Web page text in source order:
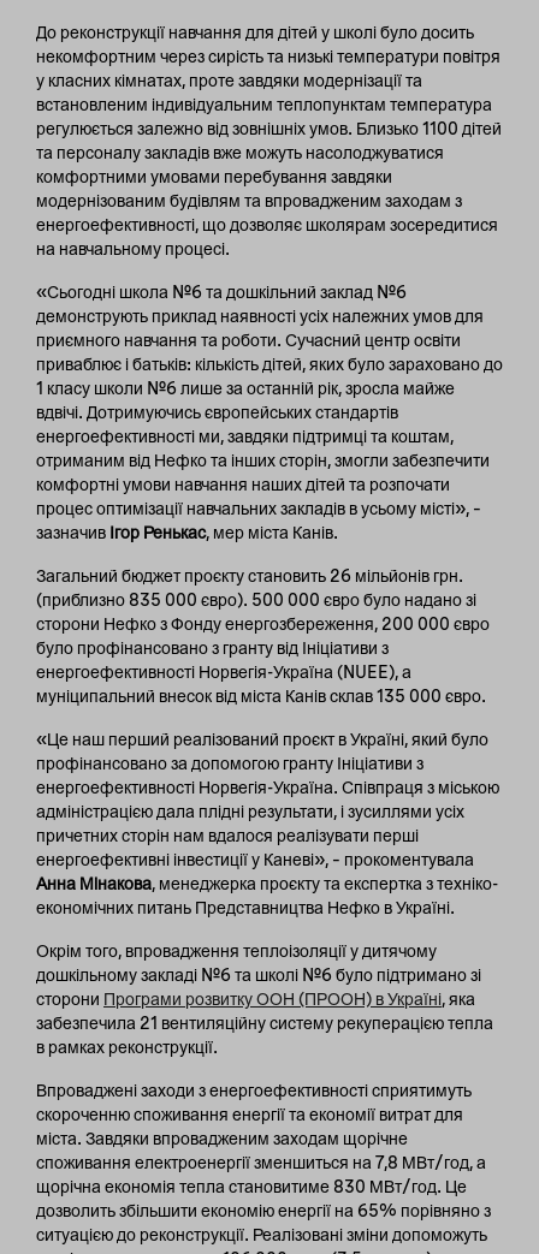
До реконструкції навчання для дітей у школі було досить
некомфортним через сирість та низькі температури повітря
у класних кімнатах, проте завдяки модернізації та
встановленим індивідуальним теплопунктам температура
регулюється залежно від зовнішніх умов. Близько 1100 дітей
та персоналу закладів вже можуть насолоджуватися
комфортними умовами перебування завдяки
модернізованим будівлям та впровадженим заходам з
енергоефективності, що дозволяє школярам зосередитися
на навчальному процесі.
«Сьогодні школа №6 та дошкільний заклад №6
демонструють приклад наявності усіх належних умов для
приємного навчання та роботи. Сучасний центр освіти
приваблює і батьків: кількість дітей, яких було зараховано до
1 класу школи №6 лише за останній рік, зросла майже
вдвічі. Дотримуючись європейських стандартів
енергоефективності ми, завдяки підтримці та коштам,
отриманим від Нефко та інших сторін, змогли забезпечити
комфортні умови навчання наших дітей та розпочати
процес оптимізації навчальних закладів в усьому місті», –
зазначив Ігор Ренькас, мер міста Канів.
Загальний бюджет проєкту становить 26 мільйонів грн.
(приблизно 835 000 євро). 500 000 євро було надано зі
сторони Нефко з Фонду енергозбереження, 200 000 євро
було профінансовано з гранту від Ініціативи з
енергоефективності Норвегія-Україна (NUEE), а
муніципальний внесок від міста Канів склав 135 000 євро.
«Це наш перший реалізований проєкт в Україні, який було
профінансовано за допомогою гранту Ініціативи з
енергоефективності Норвегія-Україна. Співпраця з міською
адміністрацією дала плідні результати, і зусиллями усіх
причетних сторін нам вдалося реалізувати перші
енергоефективні інвестиції у Каневі», – прокоментувала
Анна Мінакова, менеджерка проєкту та експертка з техніко-
економічних питань Представництва Нефко в Україні.
Окрім того, впровадження теплоізоляції у дитячому
дошкільному закладі №6 та школі №6 було підтримано зі
сторони Програми розвитку ООН (ПРООН) в Україні, яка
забезпечила 21 вентиляційну систему рекуперацією тепла
в рамках реконструкції.
Впроваджені заходи з енергоефективності сприятимуть
скороченню споживання енергії та економії витрат для
міста. Завдяки впровадженим заходам щорічне
споживання електроенергії зменшиться на 7,8 МВт/год, а
щорічна економія тепла становитиме 830 МВт/год. Це
дозволить збільшити економію енергії на 65% порівняно з
ситуацією до реконструкції. Реалізовані зміни допоможуть